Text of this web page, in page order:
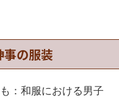
の服装
：和服における男子